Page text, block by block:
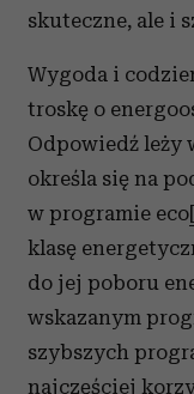
skuteczne, ale i
Wygoda i
troskę o
Odpowiedź leży
określa się na
w programie eco
klasę
do jej poboru
wskazanym
szybszych
najczęściej